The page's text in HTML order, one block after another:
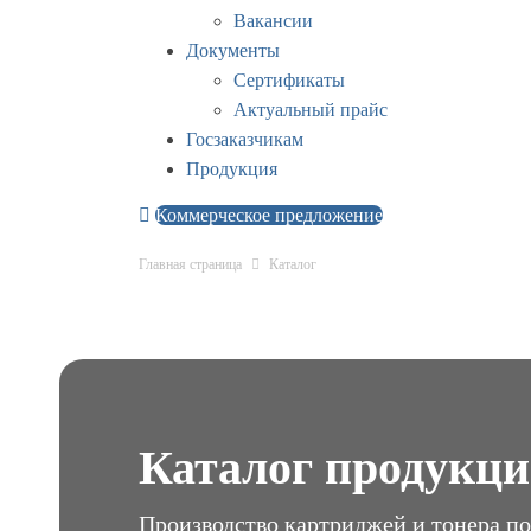
Вакансии
Документы
Сертификаты
Актуальный прайс
Госзаказчикам
Продукция
Коммерческое предложение
Главная страница Каталог
Каталог
Производство картриджей и тонера